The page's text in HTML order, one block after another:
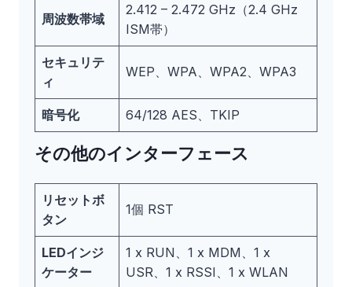
周波数帯域
2.412 – 2.472 GHz（2.4 GHz
ISM帯）
セキュリテ
ィ
WEP、WPA、WPA2、WPA3
暗号化 64/128 AES、TKIP
その他のインターフェース
リセットボ
タン
1個 RST
LEDインジ
ケーター
1 x RUN、1 x MDM、1 x
USR、1 x RSSI、1 x WLAN